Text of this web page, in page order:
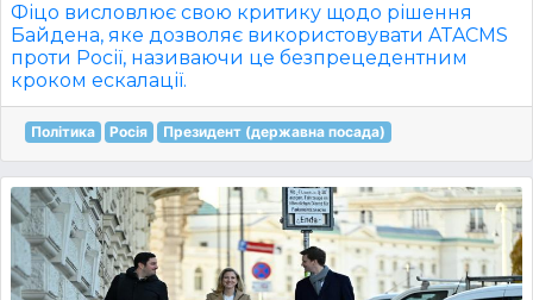
Фіцо висловлює свою критику щодо рішення
Байдена, яке дозволяє використовувати ATACMS
проти Росії, називаючи це безпрецедентним
кроком ескалації.
Політика Росія Президент (державна посада)